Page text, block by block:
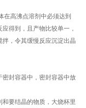
在高沸点溶剂中必须达到
得到，且产物比较单一，
，令其缓慢反应沉淀出晶
封容器中，密封容器中放
要结晶的物质，大烧杯里